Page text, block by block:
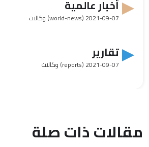
أخبار عالمية
2021-09-07 (world-news) وكالات
تقارير
2021-09-07 (reports) وكالات
مقالات ذات صلة